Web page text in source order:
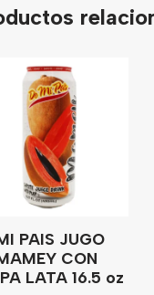
PAIS JUGO
CON
LATA 16.5 oz